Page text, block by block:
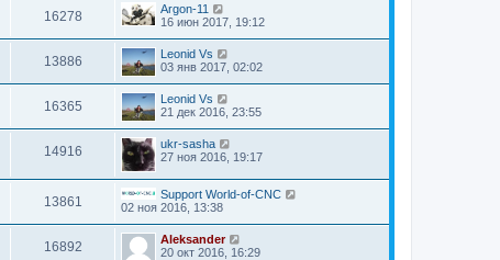
16278
Argon-11
16 июн 2017, 19:12
13886
Leonid Vs
03 янв 2017, 02:02
16365
Leonid Vs
21 дек 2016, 23:55
14916
ukr-sasha
27 ноя 2016, 19:17
13861
Support World-of-CNC
02 ноя 2016, 13:38
16892
Aleksander
20 окт 2016, 16:29